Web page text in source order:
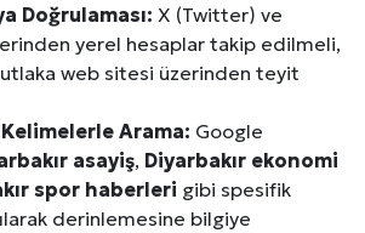
Doğrulaması: X (Twitter) ve
yerel hesaplar takip edilmeli,
web sitesi üzerinden teyit
Arama: Google
asayiş, Diyarbakır ekonomi
spor haberleri gibi spesifik
derinlemesine bilgiye